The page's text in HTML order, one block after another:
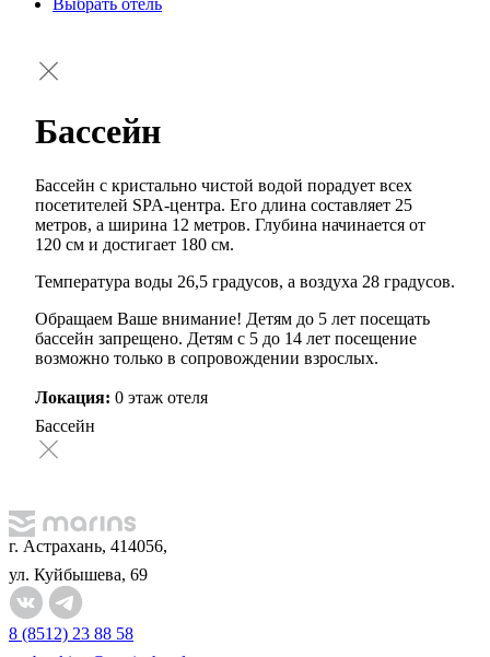
Выбрать отель
Бассейн
Бассейн с кристально чистой водой порадует всех
посетителей SPA-центра. Его длина составляет 25
метров, а ширина 12 метров. Глубина начинается от
120 см и достигает 180 см.
Температура воды 26,5 градусов, а воздуха 28 градусов.
Обращаем Ваше внимание! Детям до 5 лет посещать
бассейн запрещено. Детям с 5 до 14 лет посещение
возможно только в сопровождении взрослых.
Локация: 0 этаж отеля
Бассейн
г. Астрахань, 414056,
ул. Куйбышева, 69
8 (8512) 23 88 58